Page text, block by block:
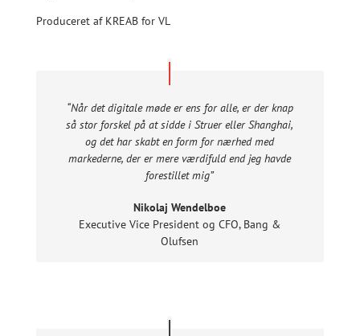
Produceret af KREAB for VL
“Når det digitale møde er ens for alle, er der knap
så stor forskel på at sidde i Struer eller Shanghai,
og det har skabt en form for nærhed med
markederne, der er mere værdifuld end jeg havde
forestillet mig”
Nikolaj Wendelboe
Executive Vice President og CFO, Bang &
Olufsen